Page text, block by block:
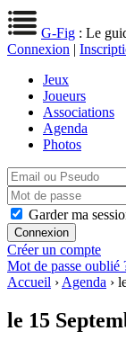
G-Fig : Le
Connexion |
Jeux
Joueurs
Associations
Agenda
Photos
Garder ma
Créer un compte
Mot de passe oublié
Accueil › Agenda ›
le 15